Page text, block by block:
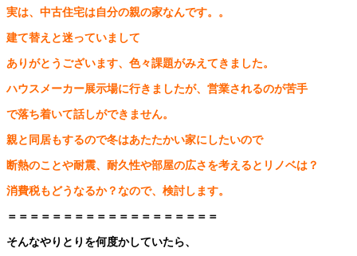
実は、中古住宅は自分の親の家なんです。。
建て替えと迷っていまして
ありがとうございます、色々課題がみえてきました。
ハウスメーカー展示場に行きましたが、営業されるのが苦手
で落ち着いて話しができません。
親と同居もするので冬はあたたかい家にしたいので
断熱のことや耐震、耐久性や部屋の広さを考えるとリノベは？
消費税もどうなるか？なので、検討します。
＝＝＝＝＝＝＝＝＝＝＝＝＝＝＝＝＝＝＝
そんなやりとりを何度かしていたら、